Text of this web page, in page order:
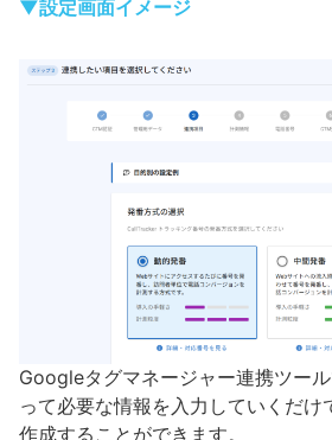
▼設定画面イメージ
Googleタグマネージャー連携ツー
って必要な情報を入力していくだけ
作成することができます。